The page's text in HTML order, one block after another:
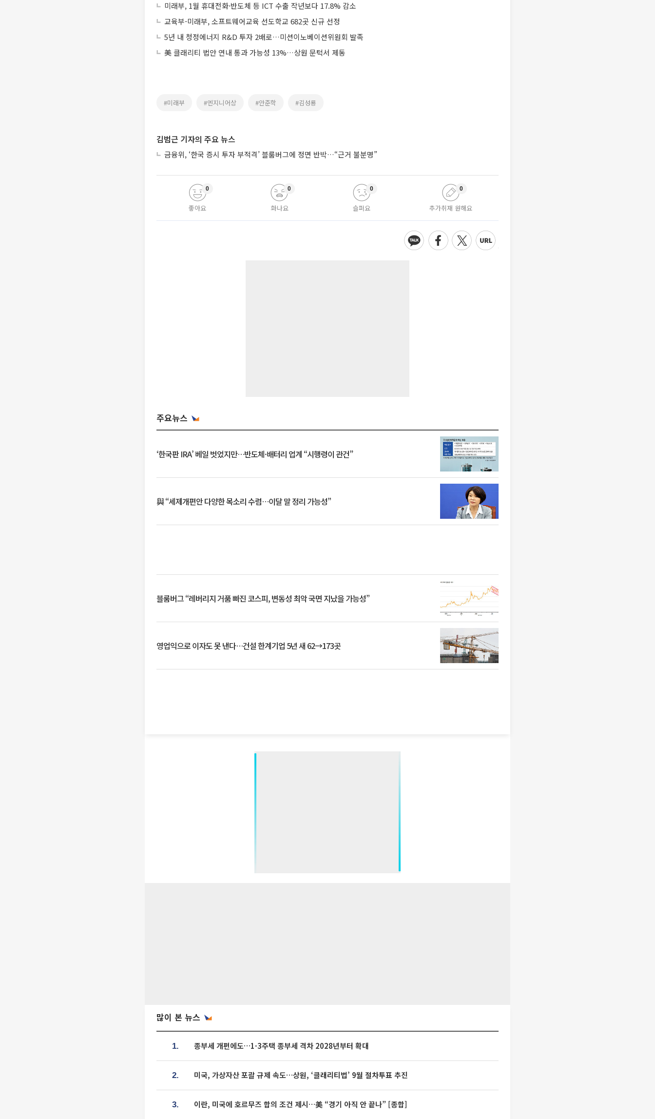
미래부, 1월 휴대전화·반도체 등 ICT 수출 작년보다 17.8% 감소
교육부-미래부, 소프트웨어교육 선도학교 682곳 신규 선정
5년 내 청정에너지 R&D 투자 2배로…미션이노베이션위원회 발족
美 클래리티 법안 연내 통과 가능성 13%…상원 문턱서 제동
#미래부 #엔지니어상 #안준학 #김성룡
김범근 기자의 주요 뉴스
금융위, ‘한국 증시 투자 부적격’ 블룸버그에 정면 반박…“근거 불분명”
좋아요
0
화나요
0
슬퍼요
0
추가취재 원해요
0
주요뉴스
‘한국판 IRA’ 베일 벗었지만…반도체·배터리 업계 “시행령이 관건”
與 “세제개편안 다양한 목소리 수렴…이달 말 정리 가능성”
블룸버그 “레버리지 거품 빠진 코스피, 변동성 최악 국면 지났을 가능성”
영업익으로 이자도 못 낸다…건설 한계기업 5년 새 62→173곳
많이 본 뉴스
1. 종부세 개편에도…1·3주택 종부세 격차 2028년부터 확대
2. 미국, 가상자산 포괄 규제 속도…상원, ‘클래리티법’ 9월 절차투표 추진
3. 이란, 미국에 호르무즈 합의 조건 제시…美 “경기 아직 안 끝나” [종합]